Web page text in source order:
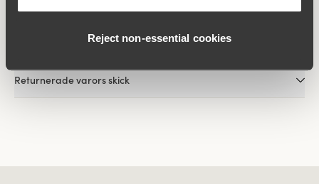
Reject non‑essential cookies
Effekter av ånger
Returnerade varors skick